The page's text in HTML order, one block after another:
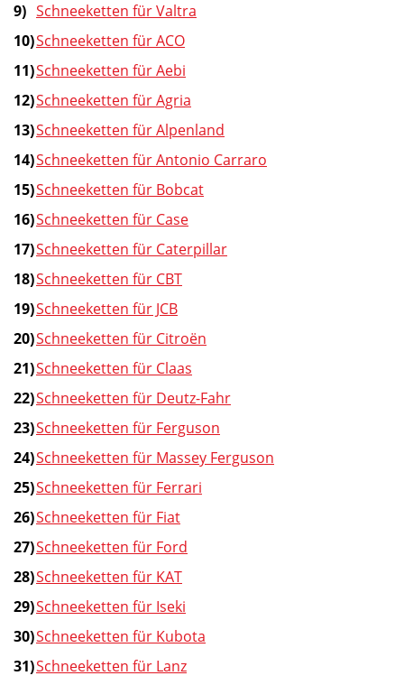
Schneeketten für Valtra
Schneeketten für ACO
Schneeketten für Aebi
Schneeketten für Agria
Schneeketten für Alpenland
Schneeketten für Antonio Carraro
Schneeketten für Bobcat
Schneeketten für Case
Schneeketten für Caterpillar
Schneeketten für CBT
Schneeketten für JCB
Schneeketten für Citroën
Schneeketten für Claas
Schneeketten für Deutz-Fahr
Schneeketten für Ferguson
Schneeketten für Massey Ferguson
Schneeketten für Ferrari
Schneeketten für Fiat
Schneeketten für Ford
Schneeketten für KAT
Schneeketten für Iseki
Schneeketten für Kubota
Schneeketten für Lanz